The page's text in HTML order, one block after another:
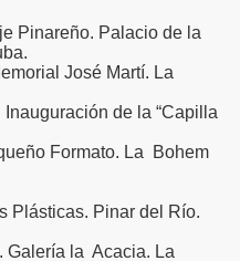
Pinareño. Palacio de la
José Martí. La
de la “Capilla
Formato. La Bohem
Plásticas. Pinar del Río.
la Acacia. La